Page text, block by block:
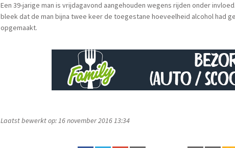
Een 39-jarige man is vrijdagavond aangehouden wegens rijden onder
bleek dat de man bijna twee keer de toegestane hoeveelheid alcohol had
opgemaakt.
Laatst bewerkt op: 16 november 2016 13:34